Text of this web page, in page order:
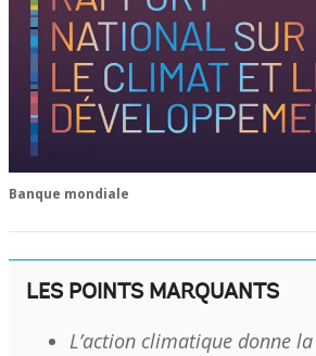
Banque mondiale
LES POINTS MARQUANTS
L’action climatique donne